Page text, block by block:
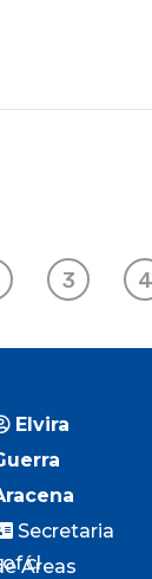
3 4
Elvira
Secretaria
Áreas